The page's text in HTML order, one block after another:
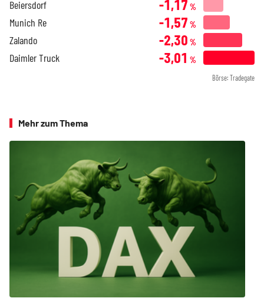
Beiersdorf -1,17 %
Munich Re -1,57 %
Zalando -2,30 %
Daimler Truck -3,01 %
Börse: Tradegate
Mehr zum Thema